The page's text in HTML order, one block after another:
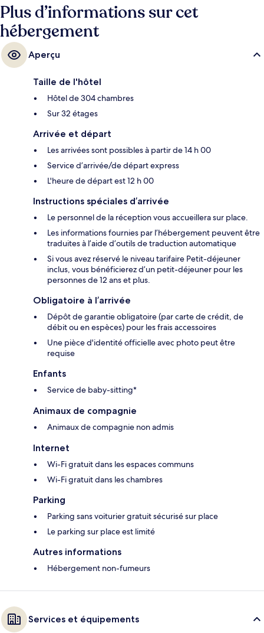
Plus d’informations sur cet
hébergement
Aperçu
Taille de l'hôtel
Hôtel de 304 chambres
Sur 32 étages
Arrivée et départ
Les arrivées sont possibles à partir de 14 h 00
Service d’arrivée/de départ express
L'heure de départ est 12 h 00
Instructions spéciales d’arrivée
Le personnel de la réception vous accueillera sur place.
Les informations fournies par l’hébergement peuvent être
traduites à l’aide d’outils de traduction automatique
Si vous avez réservé le niveau tarifaire Petit-déjeuner
inclus, vous bénéficierez d’un petit-déjeuner pour les
personnes de 12 ans et plus.
Obligatoire à l’arrivée
Dépôt de garantie obligatoire (par carte de crédit, de
débit ou en espèces) pour les frais accessoires
Une pièce d'identité officielle avec photo peut être
requise
Enfants
Service de baby-sitting*
Animaux de compagnie
Animaux de compagnie non admis
Internet
Wi-Fi gratuit dans les espaces communs
Wi-Fi gratuit dans les chambres
Parking
Parking sans voiturier gratuit sécurisé sur place
Le parking sur place est limité
Autres informations
Hébergement non-fumeurs
Services et équipements